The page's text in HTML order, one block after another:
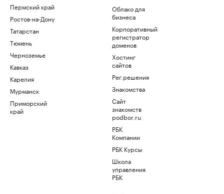
Пермский край
Ростов-на-Дону
Татарстан
Тюмень
Черноземье
Кавказ
Карелия
Мурманск
Приморский
край
Облако для
бизнеса
Корпоративный
регистратор
доменов
Хостинг
сайтов
Рег.решения
Знакомства
Сайт
знакомств
podbor.ru
РБК
Компании
РБК Курсы
Школа
управления
РБК